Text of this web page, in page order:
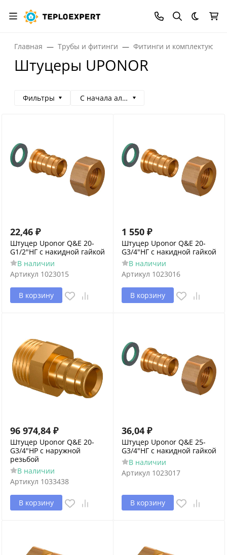
Темная
Главная Трубы и фитинги Фитинги и
Штуцеры UPONOR
Фильтры С начала алфавита
22,46 ₽
Штуцер Uponor Q&E 20-
G1/2"НГ с накидной гайкой
В наличии
Артикул 1023015
В корзину
1 550 ₽
Штуцер Uponor Q&E 20-
G3/4"НГ с накидной гайкой
В наличии
Артикул 1023016
В корзину
96 974,84 ₽
Штуцер Uponor Q&E 20-
G3/4"НР с наружной
резьбой
В наличии
Артикул 1033438
В корзину
36,04 ₽
Штуцер Uponor Q&E 25-
G3/4"НГ с накидной гайкой
В наличии
Артикул 1023017
В корзину